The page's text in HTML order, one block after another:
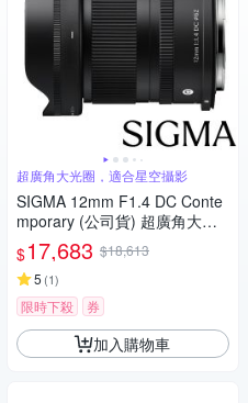
超廣角大光圈，適合星空攝影
SIGMA 12mm F1.4 DC Conte
mporary (公司貨) 超廣角大光
圈定焦鏡 星空鏡 APS-C 無反微
單眼專用鏡頭
$17,683 $18,613
5 (1)
限時下殺 券
加入購物車